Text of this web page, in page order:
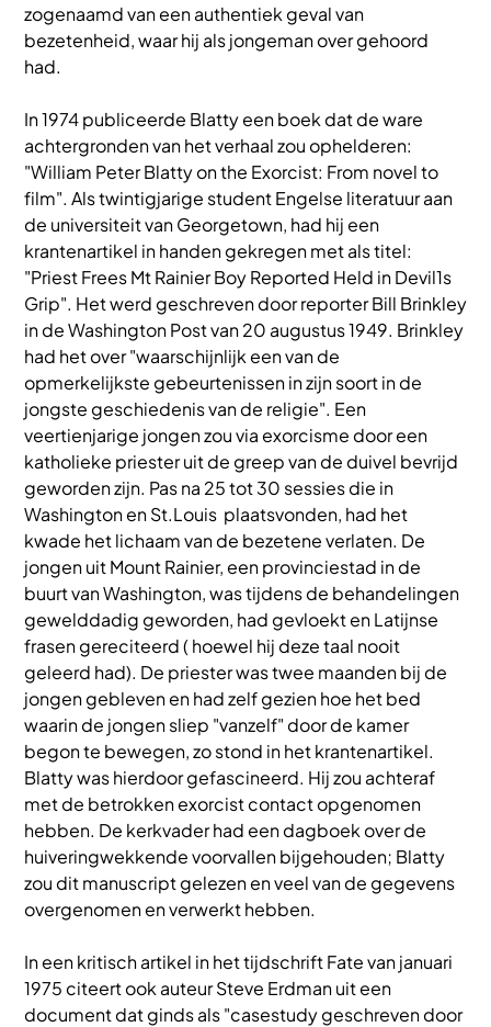
zogenaamd van een authentiek geval van
bezetenheid, waar hij als jongeman over gehoord
had.
In 1974 publiceerde Blatty een boek dat de ware
achtergronden van het verhaal zou ophelderen:
"William Peter Blatty on the Exorcist: From novel to
film". Als twintigjarige student Engelse literatuur aan
de universiteit van Georgetown, had hij een
krantenartikel in handen gekregen met als titel:
"Priest Frees Mt Rainier Boy Reported Held in Devil1s
Grip". Het werd geschreven door reporter Bill Brinkley
in de Washington Post van 20 augustus 1949. Brinkley
had het over "waarschijnlijk een van de
opmerkelijkste gebeurtenissen in zijn soort in de
jongste geschiedenis van de religie". Een
veertienjarige jongen zou via exorcisme door een
katholieke priester uit de greep van de duivel bevrijd
geworden zijn. Pas na 25 tot 30 sessies die in
Washington en St.Louis plaatsvonden, had het
kwade het lichaam van de bezetene verlaten. De
jongen uit Mount Rainier, een provinciestad in de
buurt van Washington, was tijdens de behandelingen
gewelddadig geworden, had gevloekt en Latijnse
frasen gereciteerd ( hoewel hij deze taal nooit
geleerd had). De priester was twee maanden bij de
jongen gebleven en had zelf gezien hoe het bed
waarin de jongen sliep "vanzelf" door de kamer
begon te bewegen, zo stond in het krantenartikel.
Blatty was hierdoor gefascineerd. Hij zou achteraf
met de betrokken exorcist contact opgenomen
hebben. De kerkvader had een dagboek over de
huiveringwekkende voorvallen bijgehouden; Blatty
zou dit manuscript gelezen en veel van de gegevens
overgenomen en verwerkt hebben.
In een kritisch artikel in het tijdschrift Fate van januari
1975 citeert ook auteur Steve Erdman uit een
document dat ginds als "casestudy geschreven door